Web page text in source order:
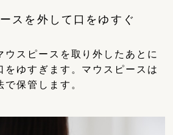
スを外して口をゆすぐ
ウスピースを取り外したあとに
をゆすぎます。マウスピースは
で保管します。